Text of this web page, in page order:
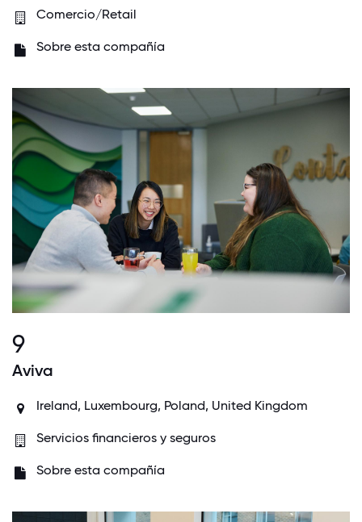
Comercio/Retail
Sobre esta compañía
9
Aviva
Ireland, Luxembourg, Poland, United Kingdom
Servicios financieros y seguros
Sobre esta compañía